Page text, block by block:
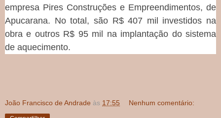
empresa Pires Construções e Empreendimentos, de
Apucarana. No total, são R$ 407 mil investidos na
obra e outros R$ 95 mil na implantação do sistema
de aquecimento.
João Francisco de Andrade às 17:55 Nenhum comentário: